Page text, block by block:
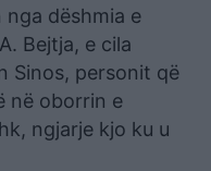
dëshmia e
Bejtja, e cila
Sinos, personit që
në oborrin e
ngjarje kjo ku u